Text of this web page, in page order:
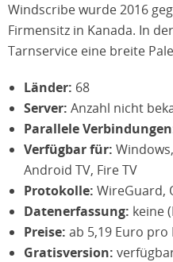
Windscribe wurde 2016
Firmensitz in Kanada. In
Tarnservice eine breite
Länder: 68
Server: Anzahl nicht
Parallele
Verfügbar für:
Android TV, Fire TV
Protokolle: WireGuard,
Datenerfassung: keine
Preise: ab 5,19 Euro pro
Gratisversion: